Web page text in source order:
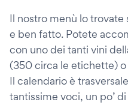
Il nostro menù lo
e ben fatto. Potete
con uno dei tanti vini
(350 circa le etichette)
Il calendario è
tantissime voci, un po’